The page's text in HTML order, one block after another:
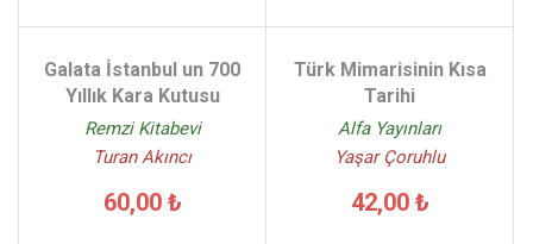
Galata İstanbul un 700
Yıllık Kara Kutusu
Remzi Kitabevi
Turan Akıncı
60,00 ₺
Türk Mimarisinin Kısa
Tarihi
Alfa Yayınları
Yaşar Çoruhlu
42,00 ₺